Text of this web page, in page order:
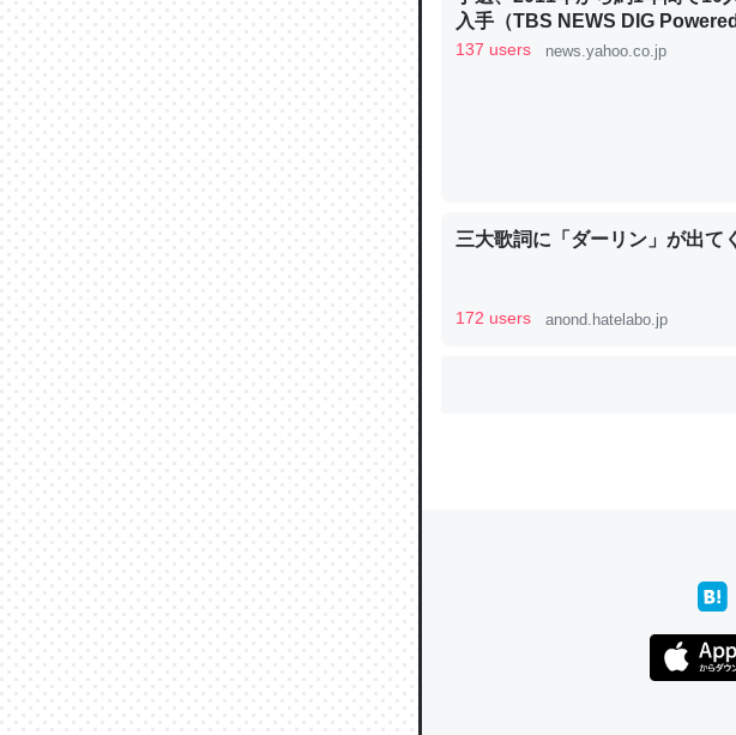
これを元に考えるとカルシウムを
─ニュース :: 【研究発表】昆虫学の大
中。あと、Googleマップで位置情
─たまにLINEするくらいだった遠方の
きる。一生で親と会える残り時間
─たまにLINEするくらいだった遠方の
入手（TBS NEWS DIG
ュース
137 users news.yahoo.co.jp
三大歌詞に「ダーリン」が出て
172 users anond.hatelabo.jp